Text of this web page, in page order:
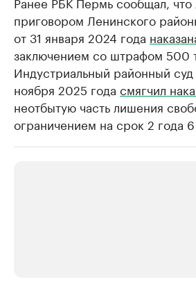
приговором Ленинского
от 31 января 2024 года
заключением со штрафом 500
Индустриальный районный
ноября 2025 года смягчил
неотбытую часть лишения
ограничением на срок 2 года